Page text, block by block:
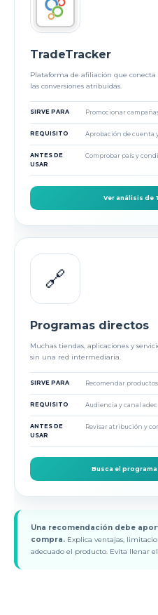
TradeTracker
Plataforma de afiliación que
las conversiones atribuidas.
SIRVE PARA Promocionar
REQUISITO Aprobación de cuenta
ANTES DE
USAR
Comprobar país y
Ver análisis de
🔗
Programas directos
Muchas tiendas, aplicaciones y
sin una red intermediaria.
SIRVE PARA Recomendar
REQUISITO Audiencia y canal
ANTES DE
USAR
Revisar atribución y
Busca el
Una recomendación debe
compra. Explica ventajas,
adecuado el producto. Evita llenar